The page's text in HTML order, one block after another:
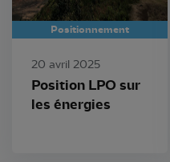
Positionnement
20 avril 2025
Position LPO sur
les énergies